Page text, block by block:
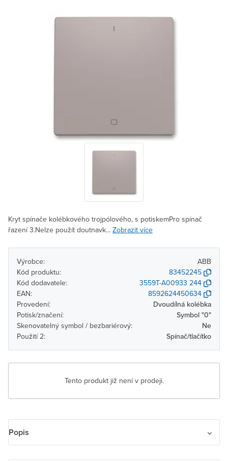
Kryt spínače kolébkového trojpólového, s potiskemPro spínač
řazení 3.Nelze použít doutnavk... Zobrazit více
Výrobce:
ABB
Kód produktu:
83452245
Kód dodavatele:
3559T-A00933 244
EAN:
8592624450634
Provedení:
Dvoudílná kolébka
Potisk/značení:
Symbol "0"
Skenovatelný symbol / bezbariérový:
Ne
Použití 2:
Spínač/tlačítko
Tento produkt již není v prodeji.
Popis